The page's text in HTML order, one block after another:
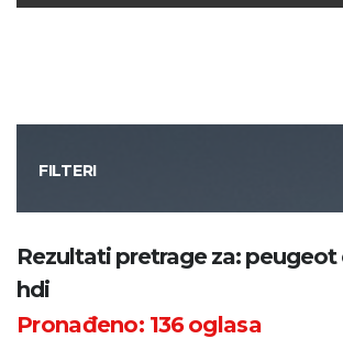
FILTERI
Kategorija
Županija
Rezultati pretrage za:
hdi
Pronađeno: 136oglasa